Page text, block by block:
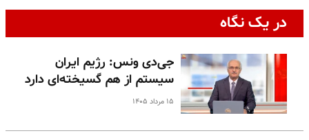
در یک نگاه
جی‌دی ونس: رژیم ایران
سیستم از هم گسیخته‌ای دارد
۱۵ مرداد ۱۴۰۵